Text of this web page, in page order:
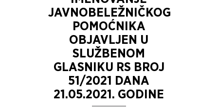
JAVNOBELEŽNIČKOG
POMOĆNIKA
OBJAVLJEN U
SLUŽBENOM
GLASNIKU RS BROJ
51/2021 DANA
21.05.2021. GODINE